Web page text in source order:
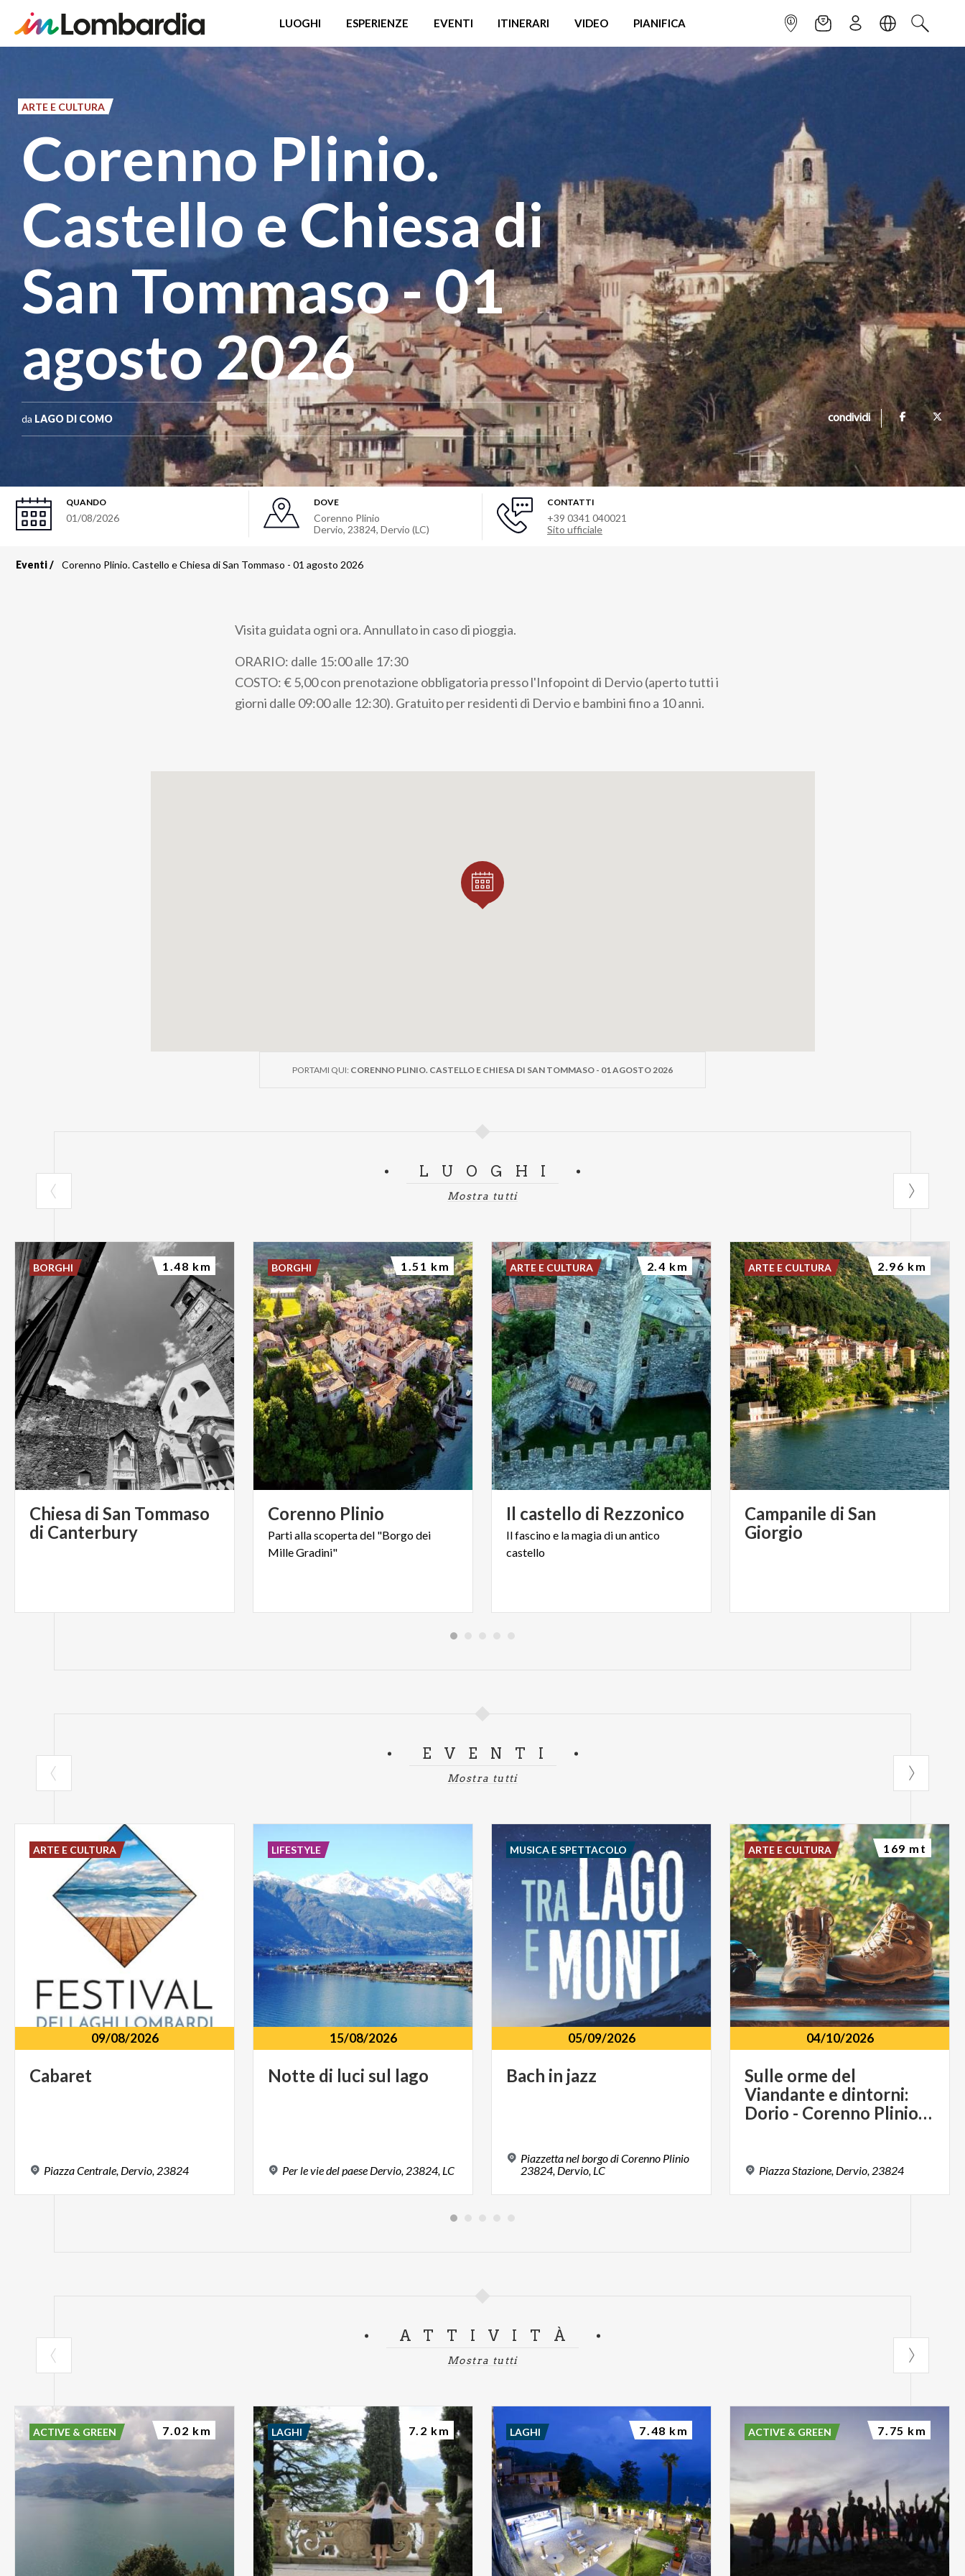
contenuto
principale
LUOGHI ESPERIENZE EVENTI ITINERARI VIDEO PIANIFICA INFOPOINTNEWSLETTER
ISCRIVITILINGUACERCA
ARTE E CULTURA
Corenno Plinio.
Castello e Chiesa di
San Tommaso - 01
agosto 2026
da LAGO DI COMO condividi
QUANDO
01/08/2026
DOVE
Corenno Plinio
Dervio, 23824, Dervio (LC)
CONTATTI
+39 0341 040021
Sito ufficiale
Eventi Corenno Plinio. Castello e Chiesa di San Tommaso - 01 agosto 2026
Visita guidata ogni ora. Annullato in caso di pioggia.
ORARIO: dalle 15:00 alle 17:30
COSTO: € 5,00 con prenotazione obbligatoria presso l'Infopoint di Dervio (aperto tutti i
giorni dalle 09:00 alle 12:30). Gratuito per residenti di Dervio e bambini fino a 10 anni.
PORTAMI QUI: CORENNO PLINIO. CASTELLO E CHIESA DI SAN TOMMASO - 01 AGOSTO 2026
LUOGHI
Mostra tutti
Chiesa di San Tommaso
di Canterbury
BORGHI 1.48 km
Corenno Plinio
Partiallascopertadel "Borgodei
MilleGradini"
BORGHI 1.51 km
Il castello di Rezzonico
Ilfascinoe lamagiadiunantico
castello
ARTE E CULTURA 2.4 km
Campanile di San
Giorgio
ARTE E CULTURA 2.96 km
EVENTI
Mostra tutti
09/08/2026
Cabaret
PiazzaCentrale, Dervio, 23824
ARTE E CULTURA
15/08/2026
Notte di luci sul lago
Perleviedelpaese Dervio, 23824, LC
LIFESTYLE
05/09/2026
Bach in jazz
Piazzetta nel borgo di Corenno Plinio
23824, Dervio, LC
MUSICA E SPETTACOLO
04/10/2026
Sulle orme del
Viandante e dintorni:
Dorio - Corenno Plinio - Dervio
PiazzaStazione, Dervio, 23824
ARTE E CULTURA 169 mt
ATTIVITÀ
Mostra tutti
ACTIVE & GREEN 7.02 km LAGHI 7.2 km LAGHI 7.48 km ACTIVE & GREEN 7.75 km